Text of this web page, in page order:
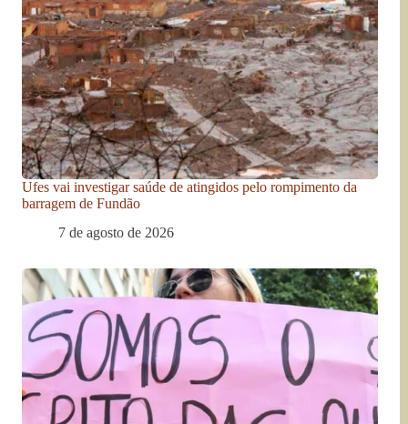
Ufes vai investigar saúde de atingidos pelo rompimento da
barragem de Fundão
7 de agosto de 2026